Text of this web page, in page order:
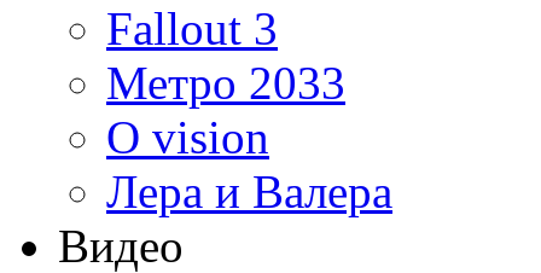
Fallout 3
Метро 2033
O vision
Лера и Валера
Видео